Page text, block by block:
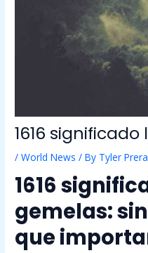
1616
/World News / By Tyler
1616
gemelas:
que